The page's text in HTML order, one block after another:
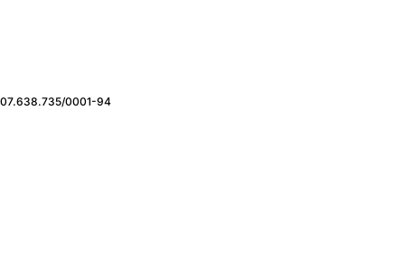
07.638.735/0001-94